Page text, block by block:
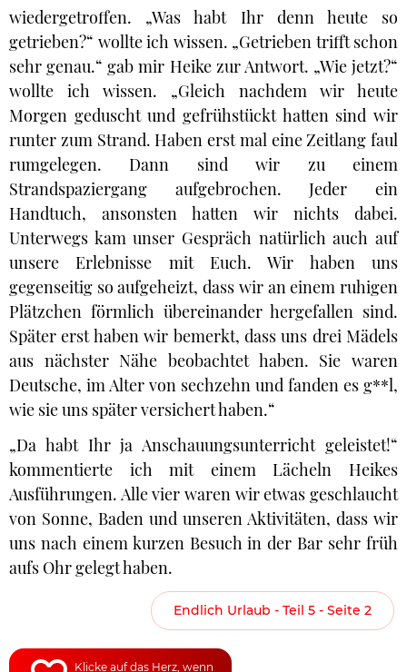
wiedergetroffen. „Was habt Ihr denn heute so
getrieben?“ wollte ich wissen. „Getrieben trifft schon
sehr genau.“ gab mir Heike zur Antwort. „Wie jetzt?“
wollte ich wissen. „Gleich nachdem wir heute
Morgen geduscht und gefrühstückt hatten sind wir
runter zum Strand. Haben erst mal eine Zeitlang faul
rumgelegen. Dann sind wir zu einem
Strandspaziergang aufgebrochen. Jeder ein
Handtuch, ansonsten hatten wir nichts dabei.
Unterwegs kam unser Gespräch natürlich auch auf
unsere Erlebnisse mit Euch. Wir haben uns
gegenseitig so aufgeheizt, dass wir an einem ruhigen
Plätzchen förmlich übereinander hergefallen sind.
Später erst haben wir bemerkt, dass uns drei Mädels
aus nächster Nähe beobachtet haben. Sie waren
Deutsche, im Alter von sechzehn und fanden es g**l,
wie sie uns später versichert haben.“
„Da habt Ihr ja Anschauungsunterricht geleistet!“
kommentierte ich mit einem Lächeln Heikes
Ausführungen. Alle vier waren wir etwas geschlaucht
von Sonne, Baden und unseren Aktivitäten, dass wir
uns nach einem kurzen Besuch in der Bar sehr früh
aufs Ohr gelegt haben.
Endlich Urlaub - Teil 5 - Seite 2
Klicke auf das Herz, wenn